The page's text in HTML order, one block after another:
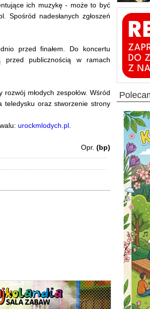
ich muzykę - może to być
nadesłanych zgłoszeń
przed finałem. Do koncertu
przed publicznością w ramach
młodych zespołów. Wśród
teledysku oraz stworzenie strony
urockmlodych.pl
Opr. (bp)